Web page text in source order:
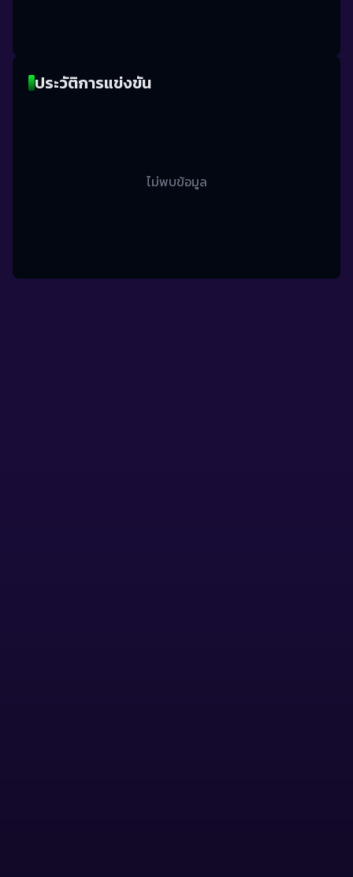
ประวัติการแข่งขัน
ไม่พบข้อมูล